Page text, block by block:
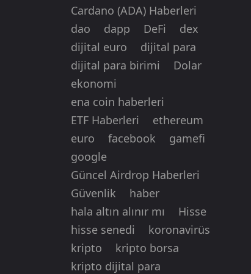
Cardano (ADA) Haberleri
dao
dapp DeFi
dex
dijital euro
dijital para
dijital para birimi
Dolar
ekonomi
ena coin haberleri
ETF Haberleri
ethereum
euro
facebook
gamefi
google
Güncel Airdrop Haberleri
Güvenlik
haber
hala altın alınır mı
Hisse
hisse senedi
koronavirüs
kripto
kripto borsa
kripto dijital para